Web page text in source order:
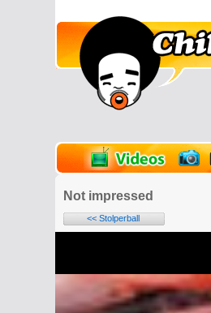
Not impressed
<< Stolperball